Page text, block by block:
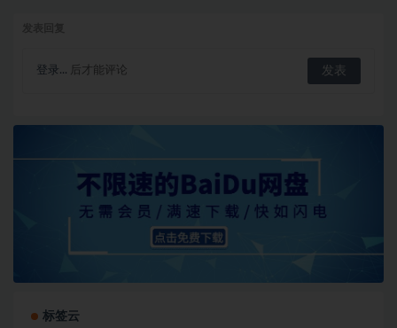
登录... 后才能评论
标签云